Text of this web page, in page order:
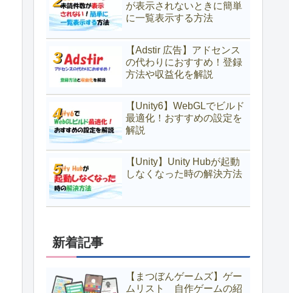
が表示されないときに簡単
に一覧表示する方法
【Adstir 広告】アドセンス
の代わりにおすすめ！登録
方法や収益化を解説
【Unity6】WebGLでビルド
最適化！おすすめの設定を
解説
【Unity】Unity Hubが起動
しなくなった時の解決方法
新着記事
【まつぼんゲームズ】ゲー
ムリスト 自作ゲームの紹